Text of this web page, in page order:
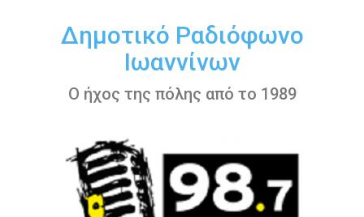
περιεχόμενοΔημοτικό Ραδιόφωνο
Ιωαννίνων
Ο ήχος της πόλης από το 1989